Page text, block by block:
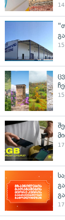
14
15
15
17
17